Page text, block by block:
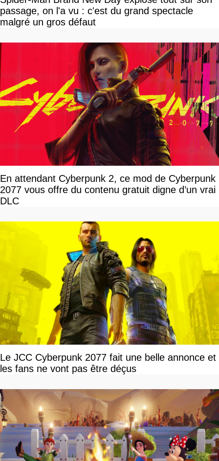
passage, on l'a vu : c'est du grand spectacle
malgré un gros défaut
En attendant Cyberpunk 2, ce mod de Cyberpunk
2077 vous offre du contenu gratuit digne d’un vrai
DLC
Le JCC Cyberpunk 2077 fait une belle annonce et
les fans ne vont pas être déçus